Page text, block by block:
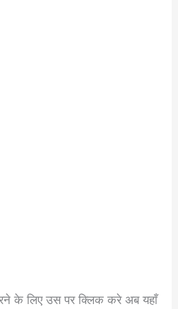
के लिए उस पर क्लिक करे अब यहाँ